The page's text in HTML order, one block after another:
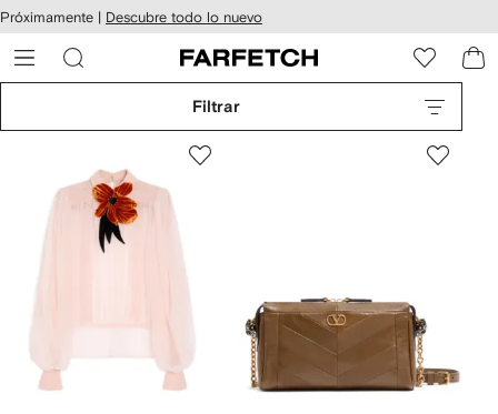
al
Próximamente | Descubre todo lo nuevo
Filtrar